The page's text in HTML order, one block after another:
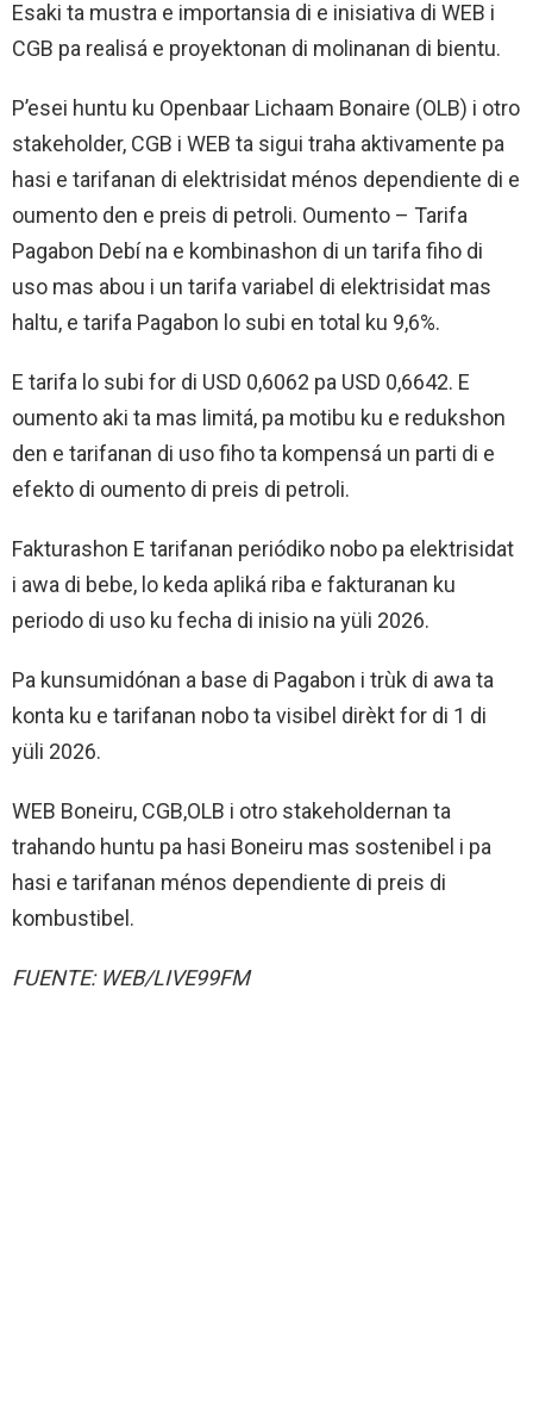
Esaki ta mustra e importansia di e inisiativa di WEB i
CGB pa realisá e proyektonan di molinanan di bientu.
P’esei huntu ku Openbaar Lichaam Bonaire (OLB) i otro
stakeholder, CGB i WEB ta sigui traha aktivamente pa
hasi e tarifanan di elektrisidat ménos dependiente di e
oumento den e preis di petroli. Oumento – Tarifa
Pagabon Debí na e kombinashon di un tarifa fiho di
uso mas abou i un tarifa variabel di elektrisidat mas
haltu, e tarifa Pagabon lo subi en total ku 9,6%.
E tarifa lo subi for di USD 0,6062 pa USD 0,6642. E
oumento aki ta mas limitá, pa motibu ku e redukshon
den e tarifanan di uso fiho ta kompensá un parti di e
efekto di oumento di preis di petroli.
Fakturashon E tarifanan periódiko nobo pa elektrisidat
i awa di bebe, lo keda apliká riba e fakturanan ku
periodo di uso ku fecha di inisio na yüli 2026.
Pa kunsumidónan a base di Pagabon i trùk di awa ta
konta ku e tarifanan nobo ta visibel dirèkt for di 1 di
yüli 2026.
WEB Boneiru, CGB,OLB i otro stakeholdernan ta
trahando huntu pa hasi Boneiru mas sostenibel i pa
hasi e tarifanan ménos dependiente di preis di
kombustibel.
FUENTE: WEB/LIVE99FM